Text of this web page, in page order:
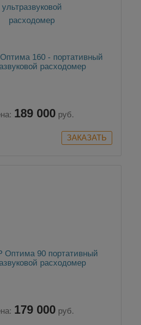
160 - портативный
расходомер
189 000 руб.
Оптима 90 портативный
расходомер
179 000 руб.